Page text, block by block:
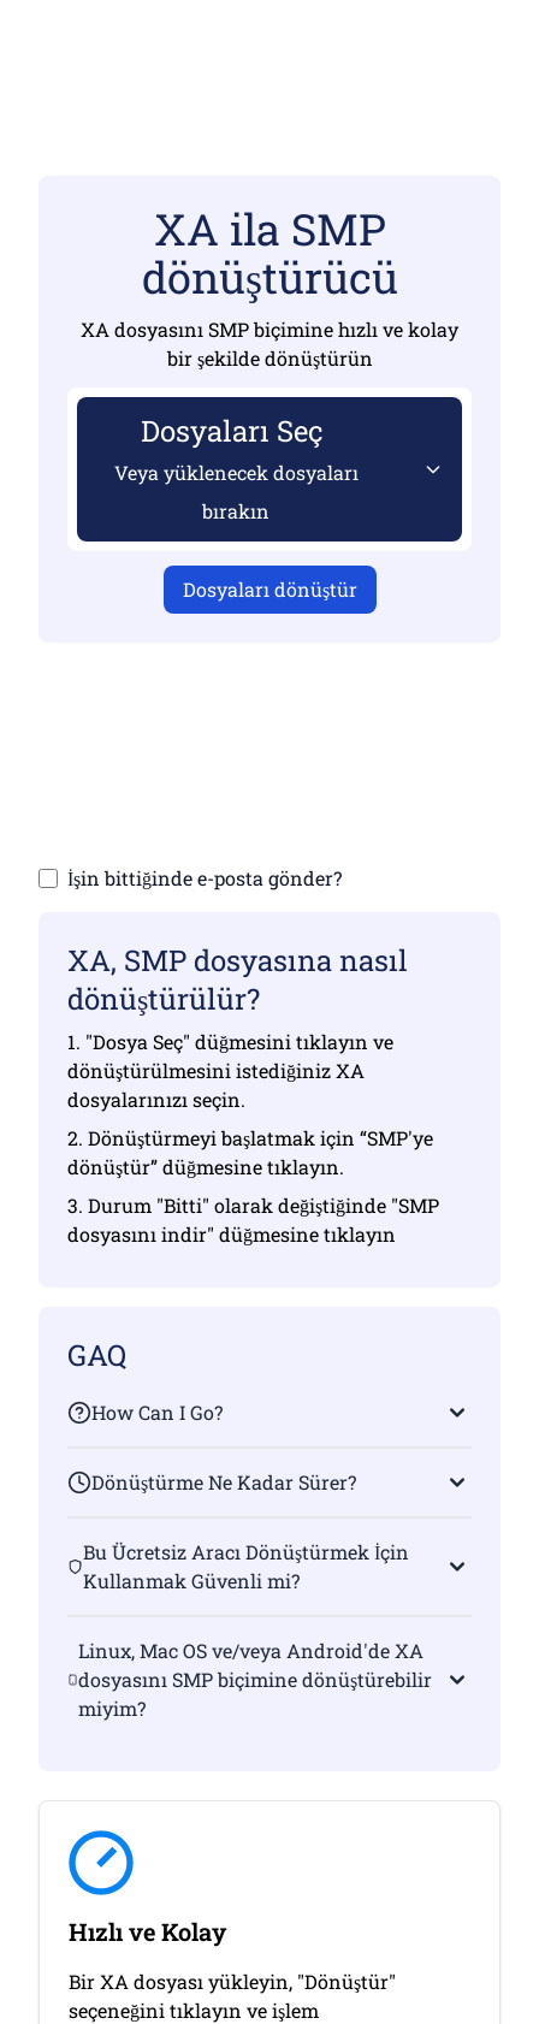
XA ila SMP
dönüştürücü
XA dosyasını SMP biçimine hızlı ve kolay
bir şekilde dönüştürün
Dosyaları Seç
Veya yüklenecek dosyaları
bırakın
Dosyaları dönüştür
İşin bittiğinde e-posta gönder?
XA, SMP dosyasına nasıl
dönüştürülür?
1. "Dosya Seç" düğmesini tıklayın ve
dönüştürülmesini istediğiniz XA
dosyalarınızı seçin.
2. Dönüştürmeyi başlatmak için “SMP'ye
dönüştür” düğmesine tıklayın.
3. Durum "Bitti" olarak değiştiğinde "SMP
dosyasını indir" düğmesine tıklayın
GAQ
How Can I Go?
Dönüştürme Ne Kadar Sürer?
Bu Ücretsiz Aracı Dönüştürmek İçin
Kullanmak Güvenli mi?
Linux, Mac OS ve/veya Android'de XA
dosyasını SMP biçimine dönüştürebilir
miyim?
Hızlı ve Kolay
Bir XA dosyası yükleyin, "Dönüştür"
seçeneğini tıklayın ve işlem